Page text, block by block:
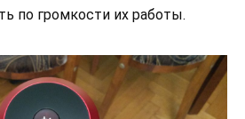
по громкости их работы.